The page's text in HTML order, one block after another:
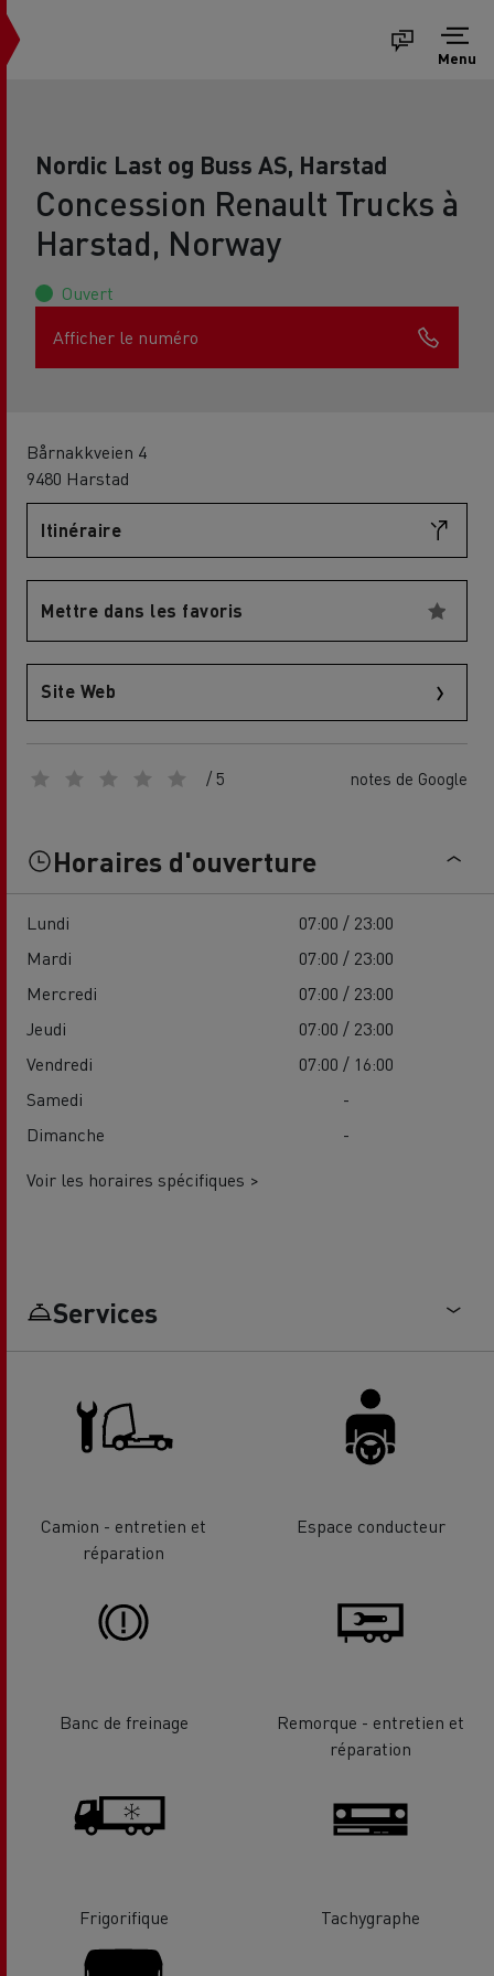
Menu
Nordic Last og Buss AS, Harstad
Concession Renault Trucks à
Harstad, Norway
Ouvert
Afficher le numéro
Bårnakkveien 4
9480 Harstad
Itinéraire
Mettre dans les favoris
Site Web
/ 5 notes de Google
Horaires d'ouverture
Lundi
07:00 / 23:00
Mardi
07:00 / 23:00
Mercredi
07:00 / 23:00
Jeudi
07:00 / 23:00
Vendredi
07:00 / 16:00
Samedi
-
Dimanche
-
Voir les horaires spécifiques >
Services
Camion - entretien et
réparation
Espace conducteur
Banc de freinage
Remorque - entretien et
réparation
Frigorifique Tachygraphe